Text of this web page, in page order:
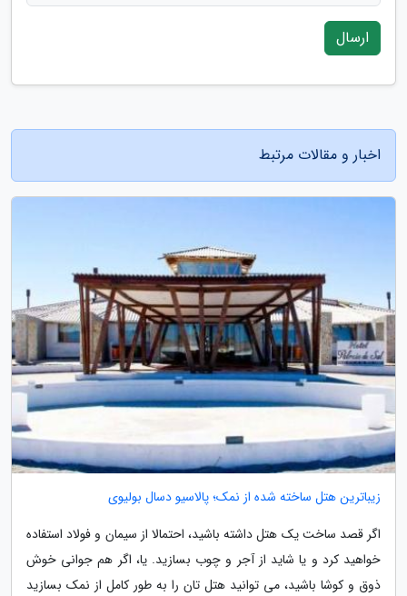
ارسال
اخبار و مقالات مرتبط
زیباترین هتل ساخته شده از نمک؛ پالاسیو دسال بولیوی
اگر قصد ساخت یک هتل داشته باشید، احتمالا از سیمان و فولاد استفاده
خواهید کرد و یا شاید از آجر و چوب بسازید. یا، اگر هم جوانی خوش
ذوق و کوشا باشید، می توانید هتل تان را به طور کامل از نمک بسازید